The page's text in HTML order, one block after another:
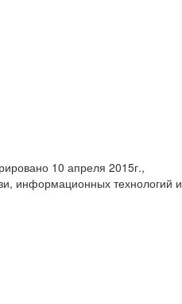
10 апреля 2015г.,
информационных технологий и